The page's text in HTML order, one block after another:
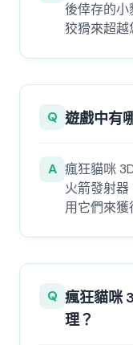
後倖存的小
狡猾來超越
Q 遊戲中有
A 瘋狂貓咪
火箭發射
用它們來獲
Q 瘋狂貓咪
理？